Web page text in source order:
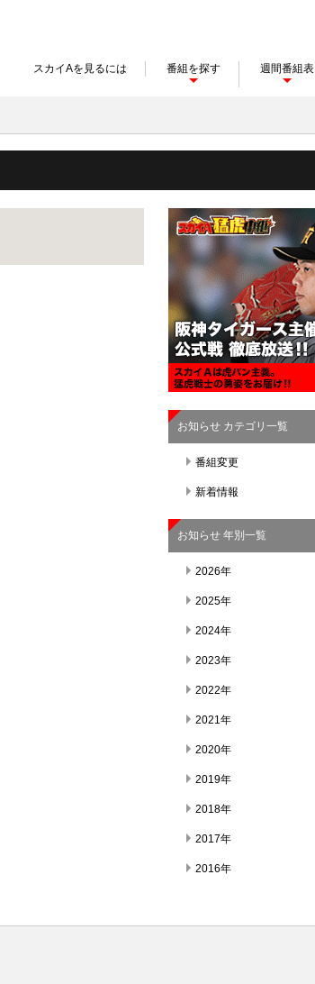
スカイAを見るには 番組を探す 週間番組表
お知らせ カテゴリ一覧
番組変更
新着情報
お知らせ 年別一覧
2026年
2025年
2024年
2023年
2022年
2021年
2020年
2019年
2018年
2017年
2016年